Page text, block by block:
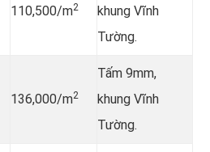
110,500/m2
khung Vĩnh
Tường.
136,000/m2
Tấm 9mm,
khung Vĩnh
Tường.